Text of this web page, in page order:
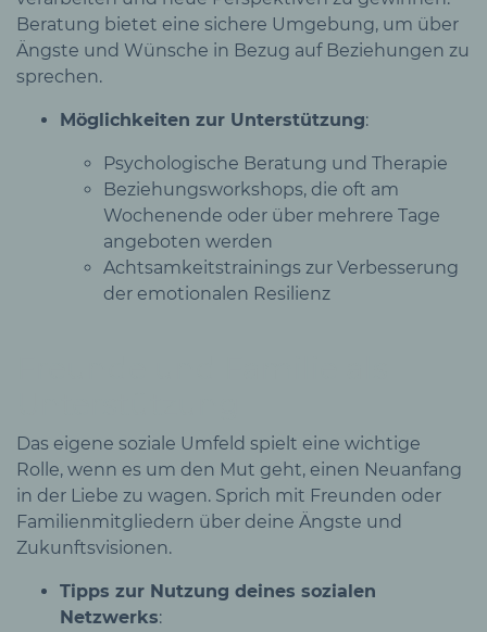
Beratung bietet eine sichere Umgebung, um über
Ängste und Wünsche in Bezug auf Beziehungen zu
sprechen.
Möglichkeiten zur Unterstützung:
Psychologische Beratung und Therapie
Beziehungsworkshops, die oft am
Wochenende oder über mehrere Tage
angeboten werden
Achtsamkeitstrainings zur Verbesserung
der emotionalen Resilienz
Das eigene soziale Umfeld spielt eine wichtige
Rolle, wenn es um den Mut geht, einen Neuanfang
in der Liebe zu wagen. Sprich mit Freunden oder
Familienmitgliedern über deine Ängste und
Zukunftsvisionen.
Tipps zur Nutzung deines sozialen
Netzwerks: